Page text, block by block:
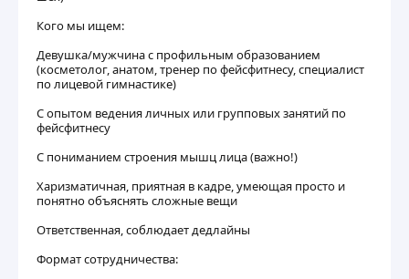
Кого мы ищем:
Девушка/мужчина с профильным образованием
(косметолог, анатом, тренер по фейсфитнесу, специалист
по лицевой гимнастике)
С опытом ведения личных или групповых занятий по
фейсфитнесу
С пониманием строения мышц лица (важно!)
Харизматичная, приятная в кадре, умеющая просто и
понятно объяснять сложные вещи
Ответственная, соблюдает дедлайны
Формат сотрудничества: